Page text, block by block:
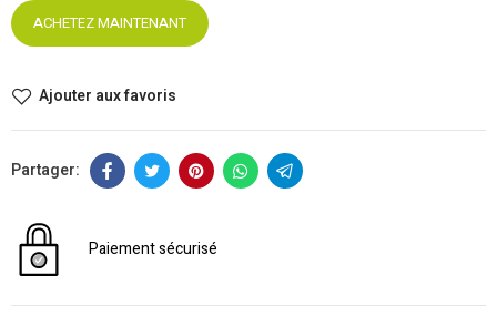
ACHETEZ MAINTENANT
Ajouter aux favoris
Paiement sécurisé